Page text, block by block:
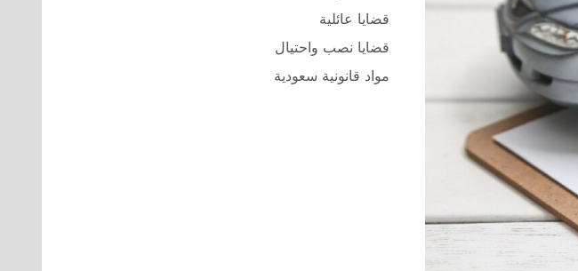
قضايا عائلية
قضايا نصب واحتيال
مواد قانونية سعودية